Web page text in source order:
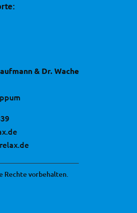
& Dr. Wache
Rechte vorbehalten.